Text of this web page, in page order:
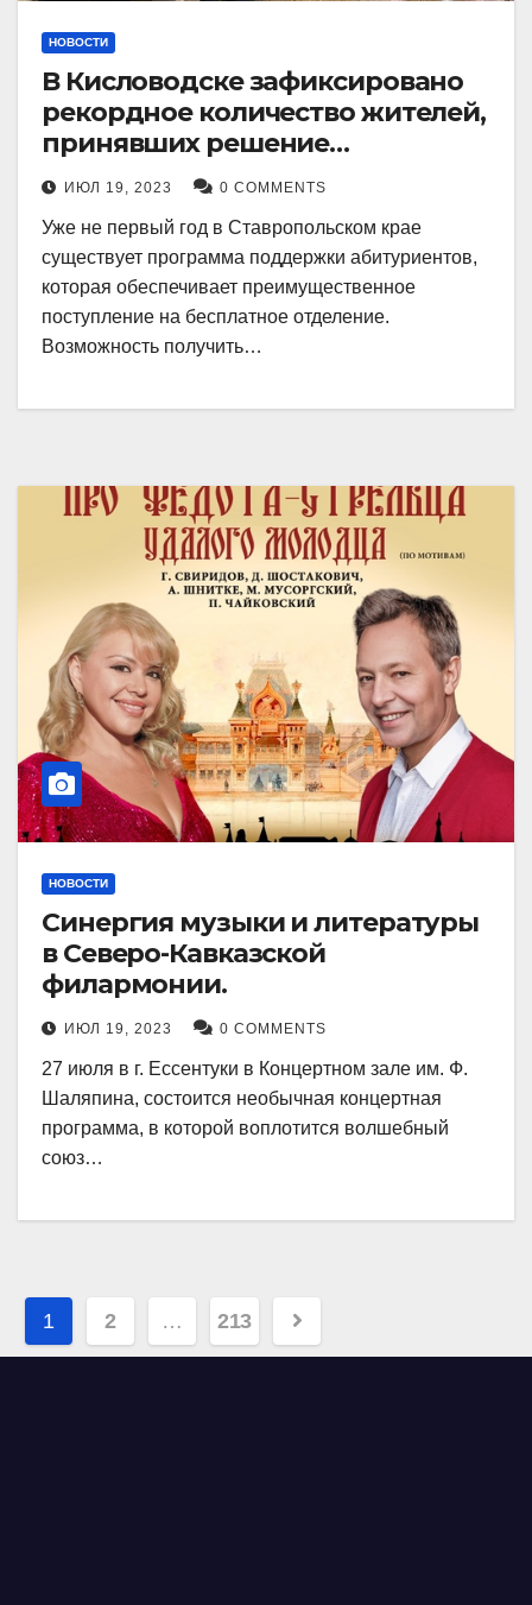
НОВОСТИ
В Кисловодске зафиксировано
рекордное количество жителей,
принявших решение
воспользоваться
установленными мерами, с
целью поступления в
медицинский вуз в районе.
ИЮЛ 19, 2023 0 COMMENTS
Уже не первый год в Ставропольском крае
существует программа поддержки абитуриентов,
которая обеспечивает преимущественное
поступление на бесплатное отделение.
Возможность получить…
НОВОСТИ
Синергия музыки и литературы
в Северо-Кавказской
филармонии.
ИЮЛ 19, 2023 0 COMMENTS
27 июля в г. Ессентуки в Концертном зале им. Ф.
Шаляпина, состоится необычная концертная
программа, в которой воплотится волшебный
союз…
Навигация
по
1 2 … 213